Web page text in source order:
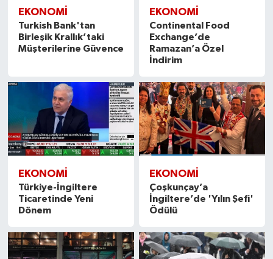
EKONOMİ
Turkish Bank'tan
Birleşik Krallık’taki
Müşterilerine Güvence
EKONOMİ
Continental Food
Exchange’de
Ramazan’a Özel
İndirim
EKONOMİ
Türkiye-İngiltere
Ticaretinde Yeni
Dönem
EKONOMİ
Çoşkunçay’a
İngiltere’de 'Yılın Şefi'
Ödülü